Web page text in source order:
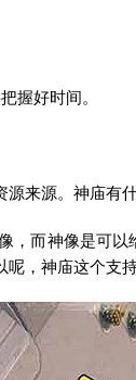
握好时间。
源来源。神庙有
，而神像是可
，神庙这个支